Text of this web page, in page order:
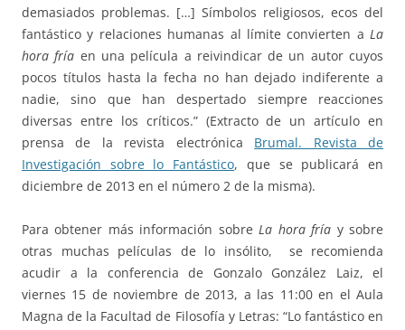
demasiados problemas. […] Símbolos religiosos, ecos del
fantástico y relaciones humanas al límite convierten a La
hora fría en una película a reivindicar de un autor cuyos
pocos títulos hasta la fecha no han dejado indiferente a
nadie, sino que han despertado siempre reacciones
diversas entre los críticos.” (Extracto de un artículo en
prensa de la revista electrónica Brumal. Revista de
Investigación sobre lo Fantástico, que se publicará en
diciembre de 2013 en el número 2 de la misma).
Para obtener más información sobre La hora fría y sobre
otras muchas películas de lo insólito, se recomienda
acudir a la conferencia de Gonzalo González Laiz, el
viernes 15 de noviembre de 2013, a las 11:00 en el Aula
Magna de la Facultad de Filosofía y Letras: “Lo fantástico en